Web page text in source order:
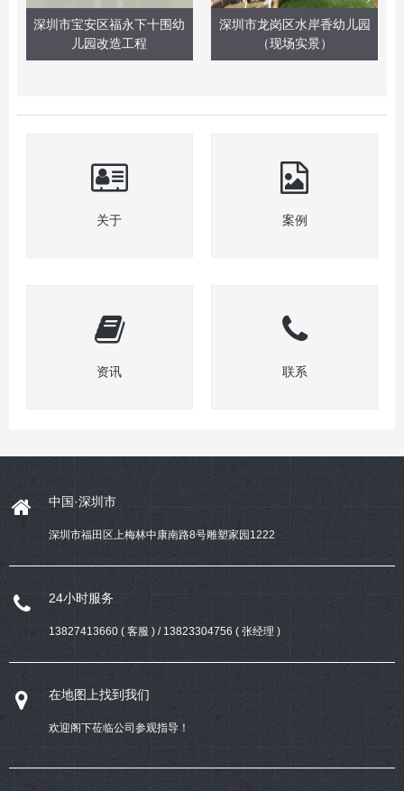
深圳市宝安区福永下十围幼
儿园改造工程
深圳市龙岗区水岸香幼儿园
（现场实景）
关于 案例
资讯 联系
中国·深圳市
深圳市福田区上梅林中康南路8号雕塑家园1222
24小时服务
13827413660 ( 客服 ) / 13823304756 ( 张经理 )
在地图上找到我们
欢迎阁下莅临公司参观指导！